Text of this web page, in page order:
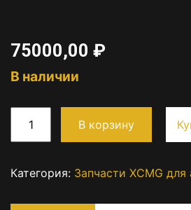
75000,00 ₽
В наличии
В корзину
Категория: Запчасти XCMG для